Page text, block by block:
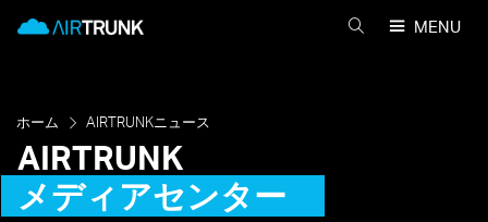
MENU
ホーム AIRTRUNKニュース
AIRTRUNK
メディアセンター